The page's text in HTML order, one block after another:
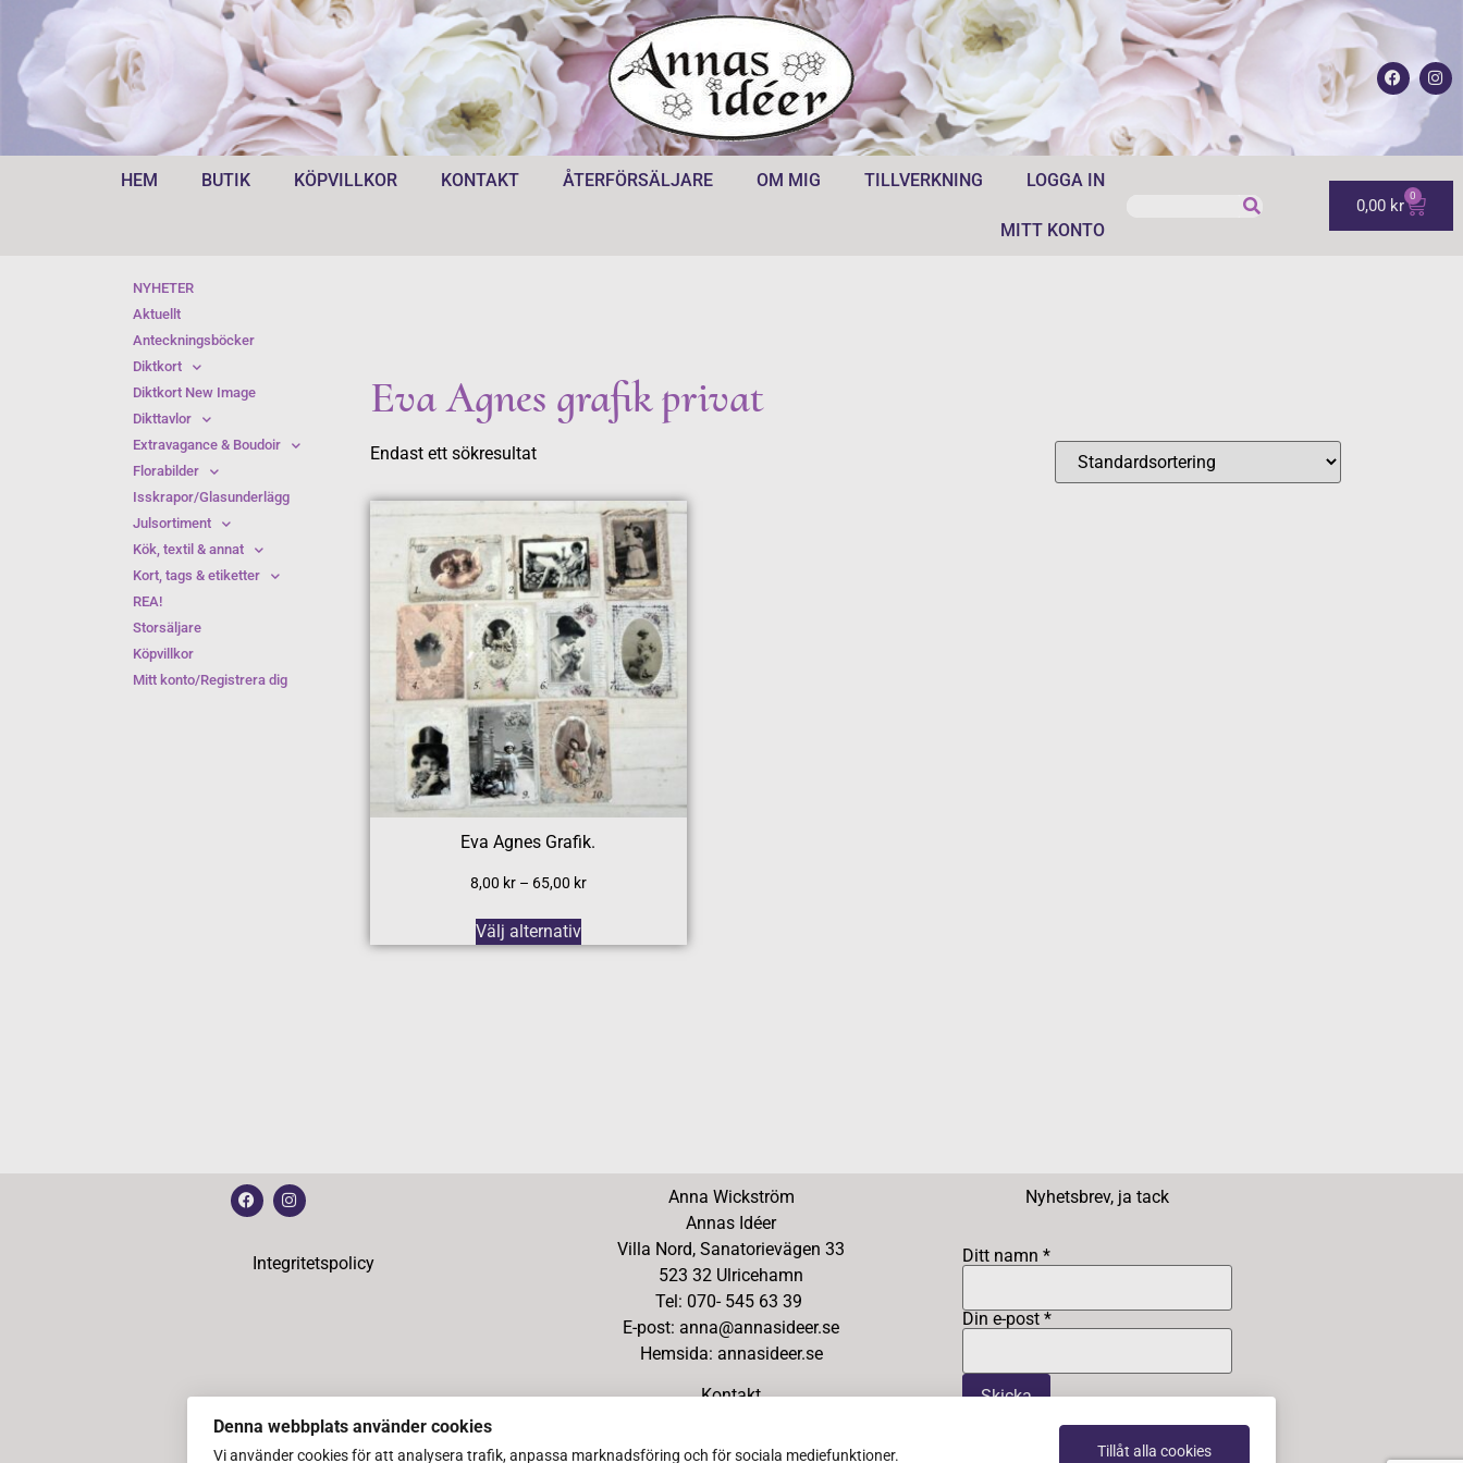
HEM BUTIK KÖPVILLKOR KONTAKT ÅTERFÖRSÄLJARE OM MIG TILLVERKNING LOGGA IN
MITT KONTO
0,00 kr 0
NYHETER
Aktuellt
Anteckningsböcker
Diktkort
Diktkort New Image
Dikttavlor
Extravagance & Boudoir
Florabilder
Isskrapor/Glasunderlägg
Julsortiment
Kök, textil & annat
Kort, tags & etiketter
REA!
Storsäljare
Köpvillkor
Mitt konto/Registrera dig
Eva Agnes grafik privat
Endast ett sökresultat
Eva Agnes Grafik.
8,00 kr – 65,00 kr
Välj alternativ
Integritetspolicy
Anna Wickström
Annas Idéer
Villa Nord, Sanatorievägen 33
523 32 Ulricehamn
Tel: 070- 545 63 39
E-post: anna@annasideer.se
Hemsida: annasideer.se
Kontakt
Copyright Ⓒ 2026 Annas Idéer – All Rights Reserved
Nyhetsbrev, ja tack
Ditt namn *
Din e-post *
Denna webbplats använder cookies
Vi använder cookies för att analysera trafik, anpassa marknadsföring och för sociala mediefunktioner. Tillåt alla cookies